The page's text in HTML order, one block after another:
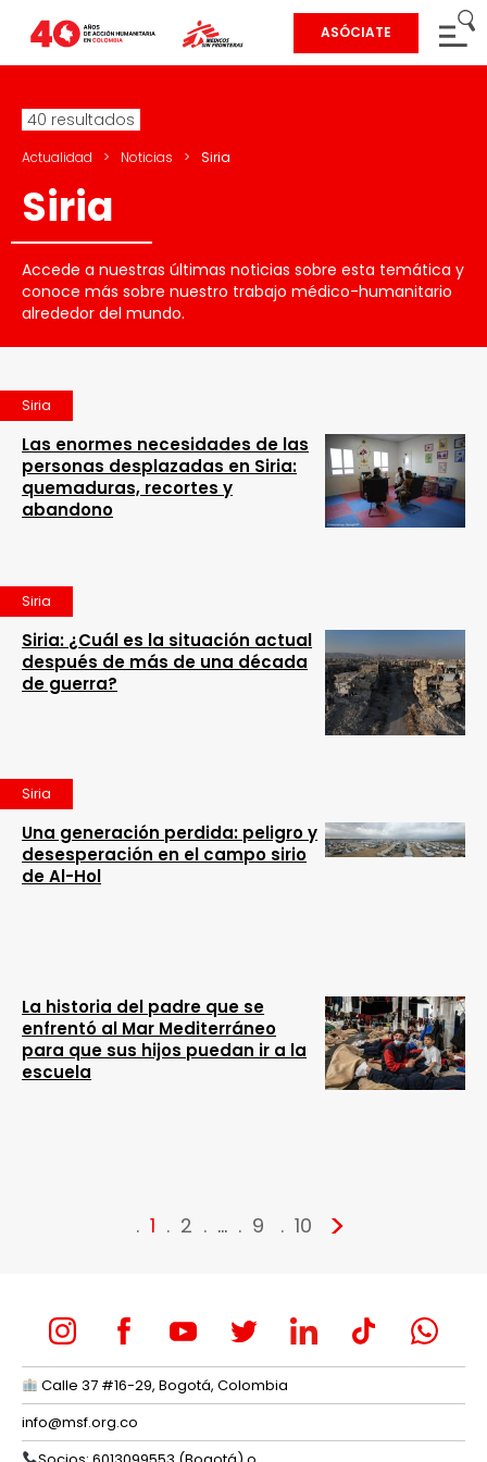
ASÓCIATE
40 resultados
Actualidad > Noticias > Siria
Siria
Accede a nuestras últimas noticias sobre esta temática y
conoce más sobre nuestro trabajo médico-humanitario
alrededor del mundo.
Siria
Las enormes necesidades de las
personas desplazadas en Siria:
quemaduras, recortes y
abandono
Siria
Siria: ¿Cuál es la situación actual
después de más de una década
de guerra?
Siria
Una generación perdida: peligro y
desesperación en el campo sirio
de Al-Hol
La historia del padre que se
enfrentó al Mar Mediterráneo
para que sus hijos puedan ir a la
escuela
1 2 … 9 10 >
Calle 37 #16-29, Bogotá, Colombia
info@msf.org.co